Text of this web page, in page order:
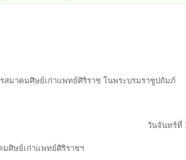
สมาคมศิษย์เก่าแพทย์ศิริราช ในพระบรมราชูปถัมภ์
ร์ที่ 16 ตุลาคม
ศิษย์เก่าแพทย์ศิริราชฯ